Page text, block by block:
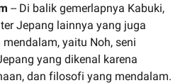
-- Di balik gemerlapnya Kabuki,
Jepang lainnya yang juga
yaitu Noh, seni
yang dikenal karena
dan filosofi yang mendalam.